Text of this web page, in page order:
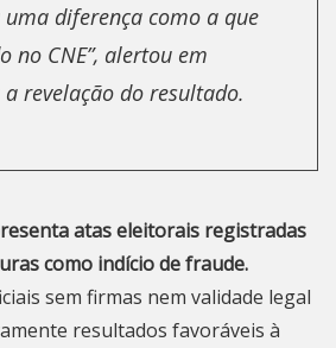
uma diferença como a que
no CNE”, alertou em
revelação do resultado.
atas eleitorais registradas
como indício de fraude.
sem firmas nem validade legal
resultados favoráveis à